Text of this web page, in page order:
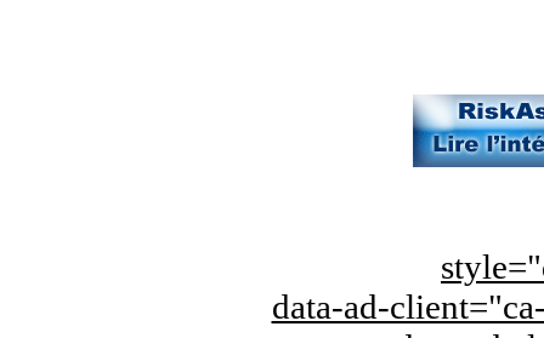
data-ad-